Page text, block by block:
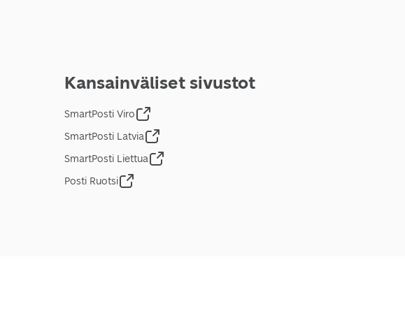
Kansainväliset sivustot
SmartPosti Viro
SmartPosti Latvia
SmartPosti Liettua
Posti Ruotsi